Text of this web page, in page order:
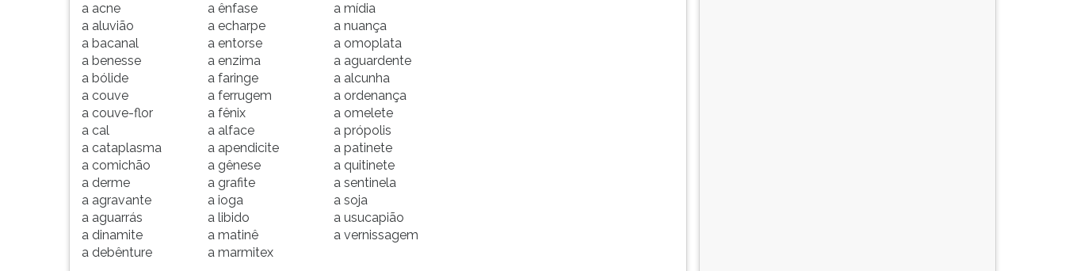
a acne
a aluvião
a bacanal
a benesse
a bólide
a couve
a couve-flor
a cal
a cataplasma
a comichão
a derme
a agravante
a aguarrás
a dinamite
a debênture
a ênfase
a echarpe
a entorse
a enzima
a faringe
a ferrugem
a fênix
a alface
a apendicite
a gênese
a grafite
a ioga
a libido
a matinê
a marmitex
a mídia
a nuança
a omoplata
a aguardente
a alcunha
a ordenança
a omelete
a própolis
a patinete
a quitinete
a sentinela
a soja
a usucapião
a vernissagem